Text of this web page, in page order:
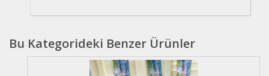
Bu Kategorideki Benzer Ürünler